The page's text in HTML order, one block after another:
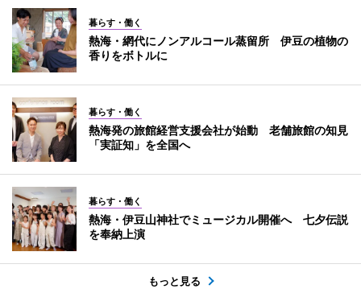
暮らす・働く
熱海・網代にノンアルコール蒸留所 伊豆の植物の
香りをボトルに
暮らす・働く
熱海発の旅館経営支援会社が始動 老舗旅館の知見
「実証知」を全国へ
暮らす・働く
熱海・伊豆山神社でミュージカル開催へ 七夕伝説
を奉納上演
もっと見る